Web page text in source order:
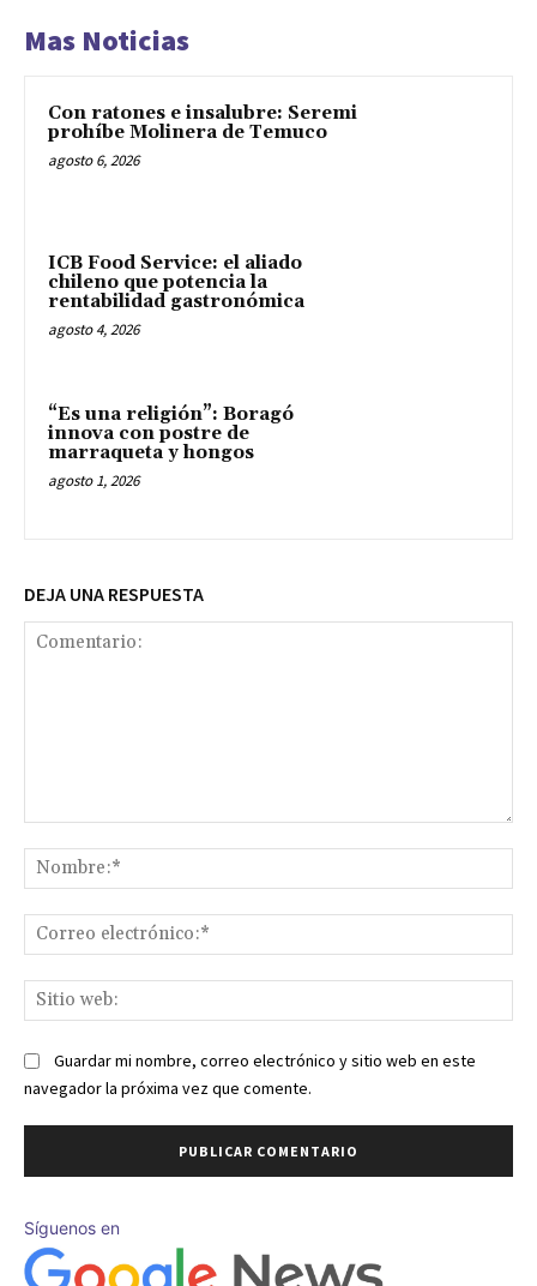
Mas Noticias
Con ratones e insalubre: Seremi
prohíbe Molinera de Temuco
agosto 6, 2026
ICB Food Service: el aliado
chileno que potencia la
rentabilidad gastronómica
agosto 4, 2026
“Es una religión”: Boragó
innova con postre de
marraqueta y hongos
agosto 1, 2026
DEJA UNA RESPUESTA
Guardar mi nombre, correo electrónico y sitio web en este
navegador la próxima vez que comente.
Síguenos en